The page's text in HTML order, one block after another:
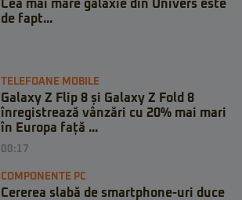
Cea mai mare galaxie din Univers este
de fapt...
TELEFOANE MOBILE
Galaxy Z Flip 8 și Galaxy Z Fold 8
înregistrează vânzări cu 20% mai mari
în Europa față ...
00:17
COMPONENTE PC
Cererea slabă de smartphone-uri duce